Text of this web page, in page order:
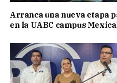
Arranca una nueva etapa
en la UABC campus